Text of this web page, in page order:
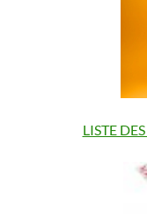
LISTE